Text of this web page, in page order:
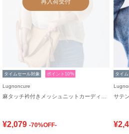
タイムセール対象 ポイント10%
Lugnoncure
¥2,079 -70%OFF-
タイ
サテ